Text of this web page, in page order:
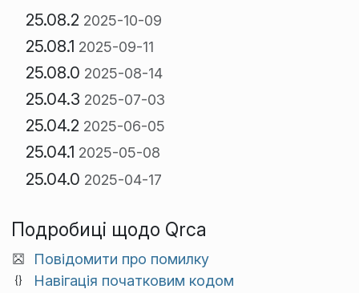
25.08.2 2025-10-09
25.08.1 2025-09-11
25.08.0 2025-08-14
25.04.3 2025-07-03
25.04.2 2025-06-05
25.04.1 2025-05-08
25.04.0 2025-04-17
Подробиці щодо Qrca
Повідомити про помилку
Навігація початковим кодом